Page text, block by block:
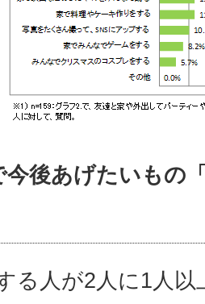
後あげたいもの
る人が2人に1人